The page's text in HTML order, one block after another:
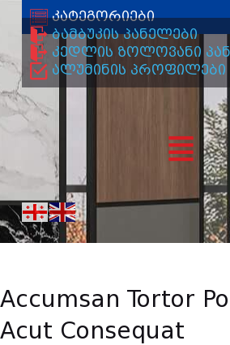
კატეგორიები
ბამბუკის პანელები
კედლის ზოლოვანი
ალუმინის პროფილები
Accumsan Tortor
Acut Consequat